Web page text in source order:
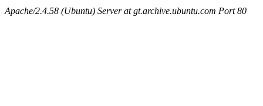
Apache/2.4.58 (Ubuntu) Server at gt.archive.ubuntu.com Port 80